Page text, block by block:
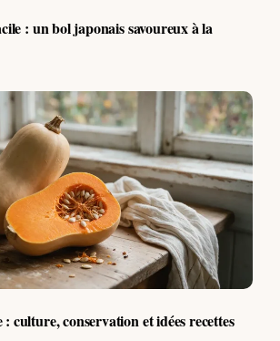
: un bol japonais savoureux à la
culture, conservation et idées recettes